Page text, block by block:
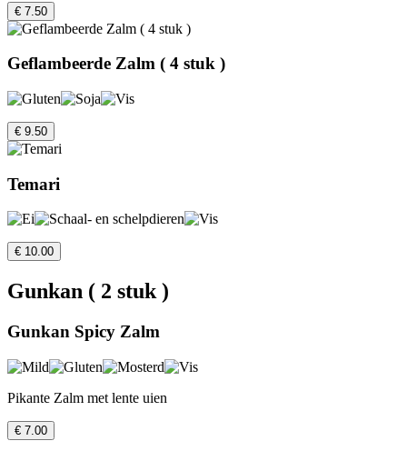
€ 7.50
Geflambeerde Zalm ( 4 stuk )
€ 9.50
Temari
€ 10.00
Gunkan ( 2 stuk )
Gunkan Spicy Zalm
Pikante Zalm met lente uien
€ 7.00